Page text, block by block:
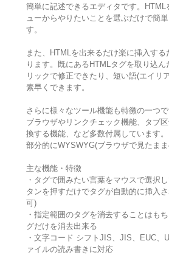
簡単に記述できるエディタです。HTML
ューからやりたいことを選ぶだけで簡
す。
また、HTMLを出来るだけ楽に挿入す
ります。既にあるHTMLタグを取り込
リックで修正できたり、短い語(エイリ
素早くできます。
さらに様々なツール機能も特徴の一つ
ブラウザやリンクチェック機能、タブ
換する機能、など多数付属しています。
部分的にWYSWYG(ブラウザで見たまま
主な機能・特徴
・タグで囲みたい言葉をマウスで選択
タンを押すだけでタグが自動的に挿入
可)
・指定範囲のタグを消去することはも
グだけを消去出来る
・文字コード シフトJIS、JIS、EUC、
ァイルの読み書きに対応